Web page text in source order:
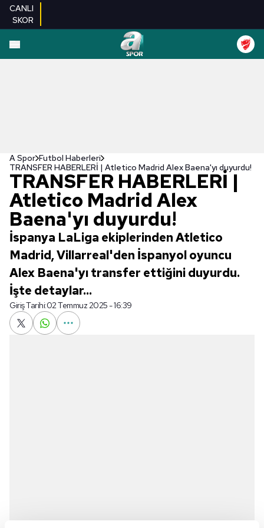
CANLI
SKOR
A Spor Futbol Haberleri
TRANSFER HABERLERİ | Atletico Madrid Alex Baena'yı duyurdu!
TRANSFER HABERLERİ |
Atletico Madrid Alex
Baena'yı duyurdu!
İspanya LaLiga ekiplerinden Atletico
Madrid, Villarreal'den İspanyol oyuncu
Alex Baena'yı transfer ettiğini duyurdu.
İşte detaylar...
Giriş Tarihi:02 Temmuz 2025 - 16:39